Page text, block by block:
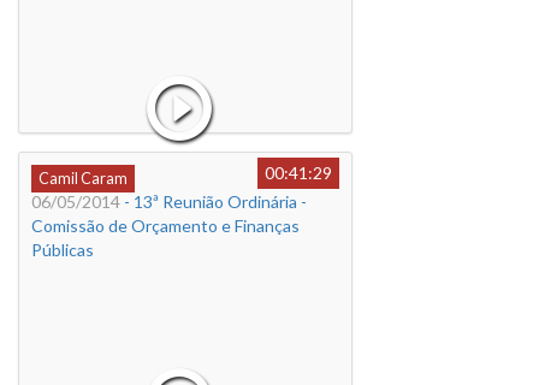
Camil Caram
00:41:29
06/05/2014 - 13ª Reunião Ordinária -
Comissão de Orçamento e Finanças
Públicas